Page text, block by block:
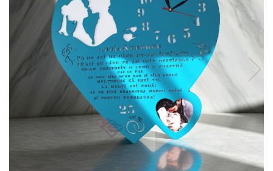
Ceasuri
Ceasuri cu rama foto
Ceasuri meserii
Ceasuri logo
Ceasuri de perete animalute
Ceasuri decorative
Ceasuri evenimente
Ceasuri gravate
Ceasuri mașini